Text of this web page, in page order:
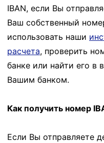
IBAN, если Вы
Ваш собственный
использовать наши
расчета, проверить
банке или найти его в
Вашим банком.
Как получить номер
Если Вы отправляете